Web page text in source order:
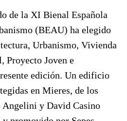
de la XI Bienal Española
(BEAU) ha elegido
Urbanismo, Vivienda
Proyecto Joven e
edición. Un edificio
en Mieres, de los
Angelini y David Casino